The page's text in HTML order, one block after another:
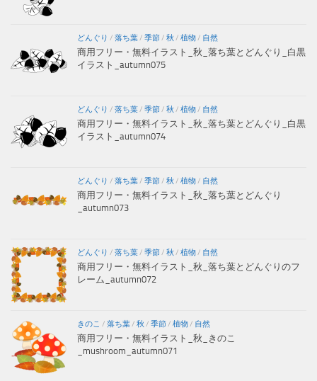
どんぐり / 落ち葉/ 季節/ 秋 / 植物/ 自然
商用フリー・無料イラスト_秋_落ち葉とどんぐり_白黒
イラスト_autumn075
どんぐり / 落ち葉/ 季節/ 秋 / 植物/ 自然
商用フリー・無料イラスト_秋_落ち葉とどんぐり_白黒
イラスト_autumn074
どんぐり / 落ち葉/ 季節/ 秋 / 植物/ 自然
商用フリー・無料イラスト_秋_落ち葉とどんぐり
_autumn073
どんぐり / 落ち葉/ 季節/ 秋 / 植物/ 自然
商用フリー・無料イラスト_秋_落ち葉とどんぐりのフ
レーム_autumn072
きのこ / 落ち葉/ 秋 / 季節/ 植物/ 自然
商用フリー・無料イラスト_秋_きのこ
_mushroom_autumn071